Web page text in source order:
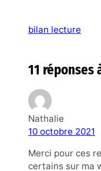
bilan lecture
11 réponses
Nathalie
10 octobre 2021
Merci pour ces
certains sur ma